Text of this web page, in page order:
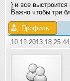
} и все выстроится
Важно чтобы три
Профиль
10.12.2013